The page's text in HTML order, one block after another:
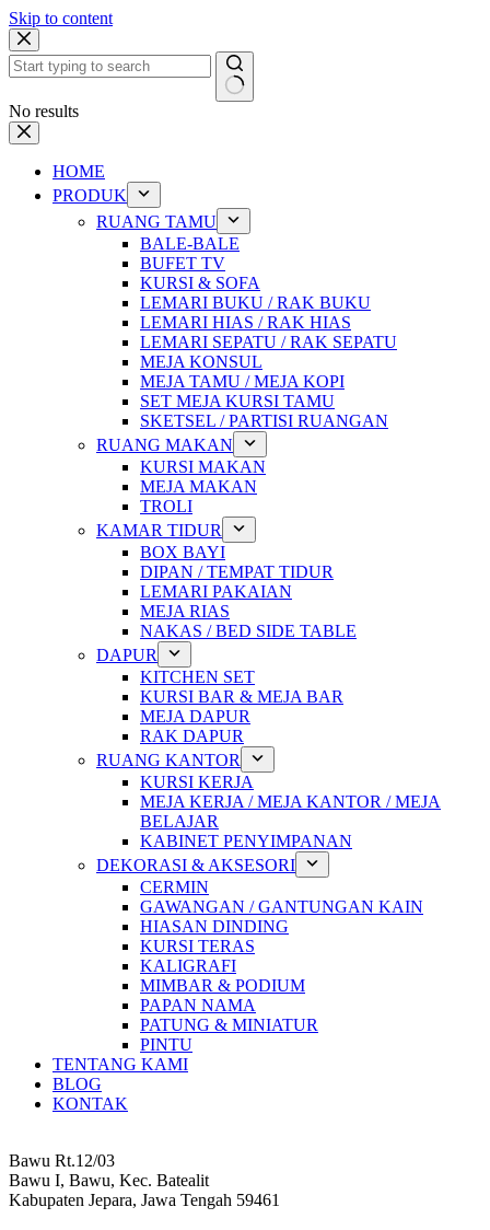
Skip to content
No results
HOME
PRODUK
RUANG TAMU
BALE-BALE
BUFET TV
KURSI & SOFA
LEMARI BUKU / RAK BUKU
LEMARI HIAS / RAK HIAS
LEMARI SEPATU / RAK SEPATU
MEJA KONSUL
MEJA TAMU / MEJA KOPI
SET MEJA KURSI TAMU
SKETSEL / PARTISI RUANGAN
RUANG MAKAN
KURSI MAKAN
MEJA MAKAN
TROLI
KAMAR TIDUR
BOX BAYI
DIPAN / TEMPAT TIDUR
LEMARI PAKAIAN
MEJA RIAS
NAKAS / BED SIDE TABLE
DAPUR
KITCHEN SET
KURSI BAR & MEJA BAR
MEJA DAPUR
RAK DAPUR
RUANG KANTOR
KURSI KERJA
MEJA KERJA / MEJA KANTOR / MEJA
BELAJAR
KABINET PENYIMPANAN
DEKORASI & AKSESORI
CERMIN
GAWANGAN / GANTUNGAN KAIN
HIASAN DINDING
KURSI TERAS
KALIGRAFI
MIMBAR & PODIUM
PAPAN NAMA
PATUNG & MINIATUR
PINTU
TENTANG KAMI
BLOG
KONTAK
Bawu Rt.12/03
Bawu I, Bawu, Kec. Batealit
Kabupaten Jepara, Jawa Tengah 59461